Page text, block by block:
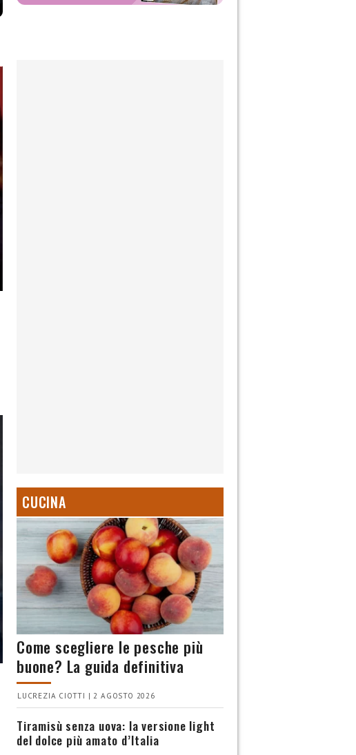
CUCINA
Come scegliere le pesche più
buone? La guida definitiva
LUCREZIA CIOTTI | 2 AGOSTO 2026
Tiramisù senza uova: la versione light
del dolce più amato d’Italia